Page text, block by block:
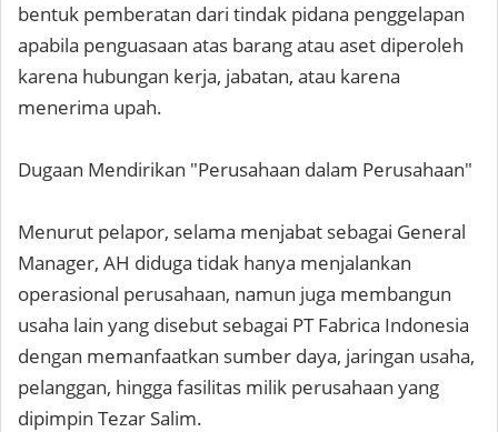
bentuk pemberatan dari tindak pidana penggelapan
apabila penguasaan atas barang atau aset diperoleh
karena hubungan kerja, jabatan, atau karena
menerima upah.
Dugaan Mendirikan "Perusahaan dalam Perusahaan"
Menurut pelapor, selama menjabat sebagai General
Manager, AH diduga tidak hanya menjalankan
operasional perusahaan, namun juga membangun
usaha lain yang disebut sebagai PT Fabrica Indonesia
dengan memanfaatkan sumber daya, jaringan usaha,
pelanggan, hingga fasilitas milik perusahaan yang
dipimpin Tezar Salim.